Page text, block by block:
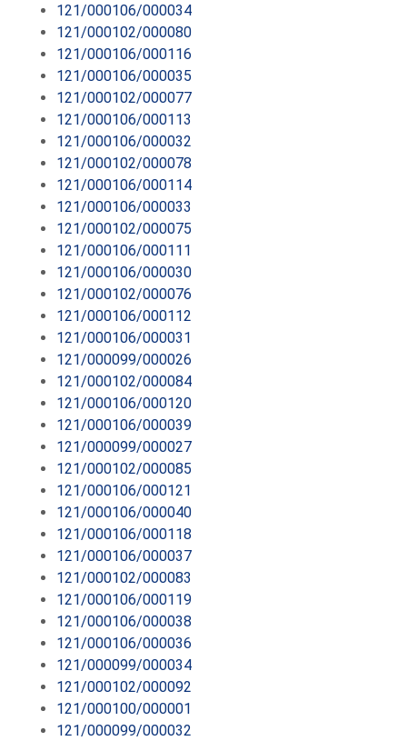
121/000106/000034
121/000102/000080
121/000106/000116
121/000106/000035
121/000102/000077
121/000106/000113
121/000106/000032
121/000102/000078
121/000106/000114
121/000106/000033
121/000102/000075
121/000106/000111
121/000106/000030
121/000102/000076
121/000106/000112
121/000106/000031
121/000099/000026
121/000102/000084
121/000106/000120
121/000106/000039
121/000099/000027
121/000102/000085
121/000106/000121
121/000106/000040
121/000106/000118
121/000106/000037
121/000102/000083
121/000106/000119
121/000106/000038
121/000106/000036
121/000099/000034
121/000102/000092
121/000100/000001
121/000099/000032